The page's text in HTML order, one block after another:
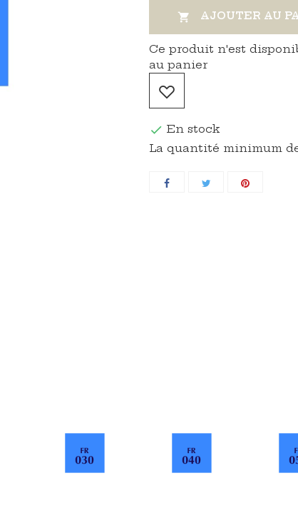
 AJOUTER AU
Ce produit n'est
au panier
 En stock
La quantité minimum